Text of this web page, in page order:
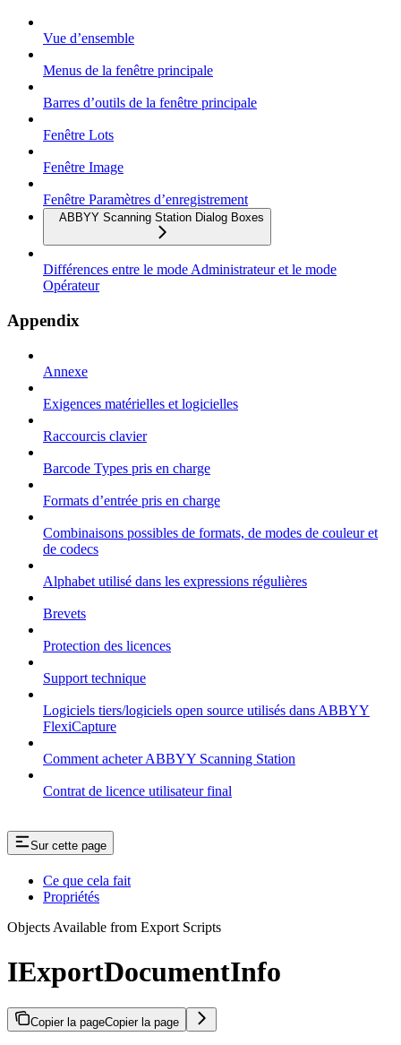
Vue d’ensemble
Menus de la fenêtre principale
Barres d’outils de la fenêtre principale
Fenêtre Lots
Fenêtre Image
Fenêtre Paramètres d’enregistrement
ABBYY Scanning Station Dialog Boxes
Différences entre le mode Administrateur et le mode
Opérateur
Appendix
Annexe
Exigences matérielles et logicielles
Raccourcis clavier
Barcode Types pris en charge
Formats d’entrée pris en charge
Combinaisons possibles de formats, de modes de couleur et
de codecs
Alphabet utilisé dans les expressions régulières
Brevets
Protection des licences
Support technique
Logiciels tiers/logiciels open source utilisés dans ABBYY
FlexiCapture
Comment acheter ABBYY Scanning Station
Contrat de licence utilisateur final
Sur cette page
Ce que cela fait
Propriétés
Objects Available from Export Scripts
IExportDocumentInfo
Copier la pageCopier la page